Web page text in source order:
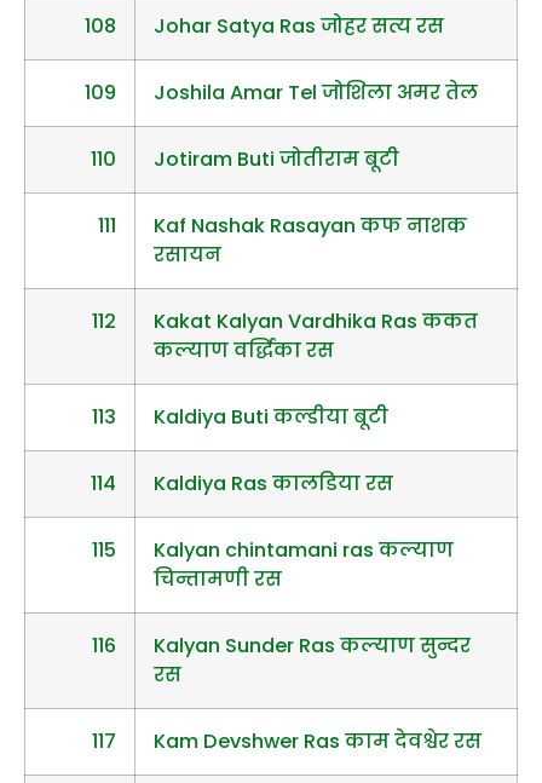
108 Johar Satya Ras जोहर सत्य रस
109 Joshila Amar Tel जोशिला अमर तेल
110 Jotiram Buti जोतीराम बूटी
111
Kaf Nashak Rasayan कफ नाशक
रसायन
112
Kakat Kalyan Vardhika Ras ककत
कल्याण वर्द्धिका रस
113 Kaldiya Buti कल्डीया बूटी
114 Kaldiya Ras कालडिया रस
115
Kalyan chintamani ras कल्याण
चिन्तामणी रस
116
Kalyan Sunder Ras कल्याण सुन्दर
रस
117 Kam Devshwer Ras काम देवश्वेर रस